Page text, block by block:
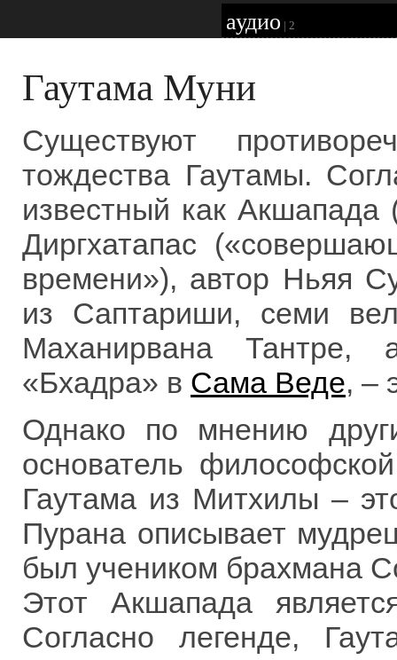
аудио | 2
Гаутама Муни
Существуют
тождества Гаутамы.
известный как
Диргхатапас
времени»), автор Ньяя
из Саптариши, семи
Маханирвана Тантре,
«Бхадра» в Сама Веде, –
Однако по мнению
основатель
Гаутама из Митхилы –
Пурана описывает
был учеником брахмана
Этот Акшапада
Согласно легенде,